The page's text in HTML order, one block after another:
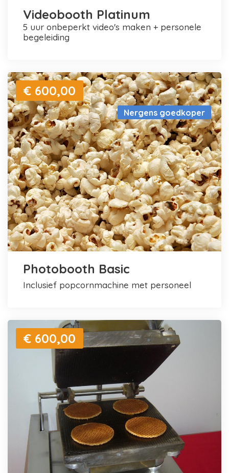
Videobooth Platinum
5 uur onbeperkt video's maken + personele
begeleiding
Nergens goedkoper
€ 600,00
Photobooth Basic
inclusief popcornmachine met personeel
€ 600,00